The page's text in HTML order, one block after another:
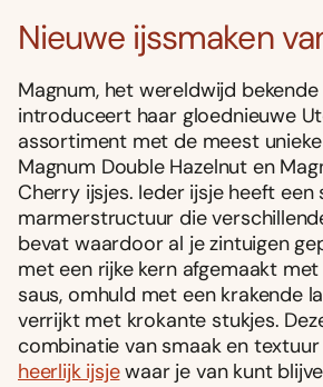
Nieuwe ijssmaken
Magnum, het wereldwijd bekende
introduceert haar gloednieuwe
assortiment met de meest
Magnum Double Hazelnut en
Cherry ijsjes. Ieder ijsje heeft een
marmerstructuur die
bevat waardoor al je zintuigen
met een rijke kern afgemaakt
saus, omhuld met een krakende
verrijkt met krokante stukjes.
combinatie van smaak en
heerlijk ijsjewaar je van kunt